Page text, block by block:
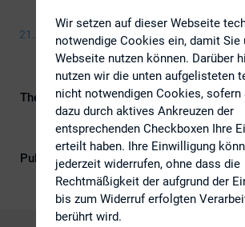
21. Juni 2017
Themengebiete
Digitalisierung, ESG
Nachhaltigkeit &
Kompetenz
Publikationsform
Externe Publikationen
Wir setzen auf dieser Webseite
notwendige Cookies ein, damit Sie
Webseite nutzen können. Darüber
nutzen wir die unten aufgelisteten
nicht notwendigen Cookies, sofern
dazu durch aktives Ankreuzen der
entsprechenden Checkboxen Ihre
erteilt haben. Ihre Einwilligung
jederzeit widerrufen, ohne dass die
Rechtmäßigkeit der aufgrund der
bis zum Widerruf erfolgten
berührt wird.